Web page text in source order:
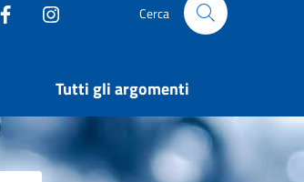
Cerca
Tutti gli argomenti